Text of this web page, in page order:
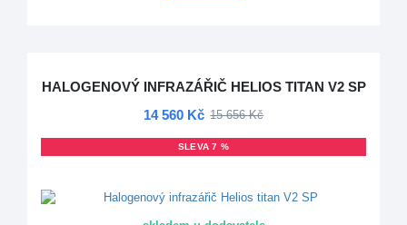
HALOGENOVÝ INFRAZÁŘIČ HELIOS TITAN V2 SP
14 560 Kč 15 656 Kč
SLEVA 7 %